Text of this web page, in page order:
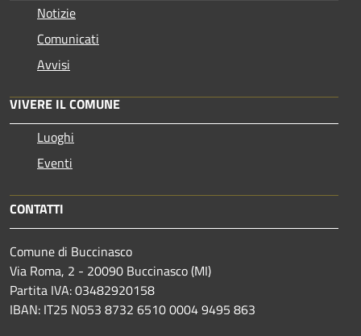
Notizie
Comunicati
Avvisi
VIVERE IL COMUNE
Luoghi
Eventi
CONTATTI
Comune di Buccinasco
Via Roma, 2 - 20090 Buccinasco (MI)
Partita IVA: 03482920158
IBAN: IT25 N053 8732 6510 0004 9495 863